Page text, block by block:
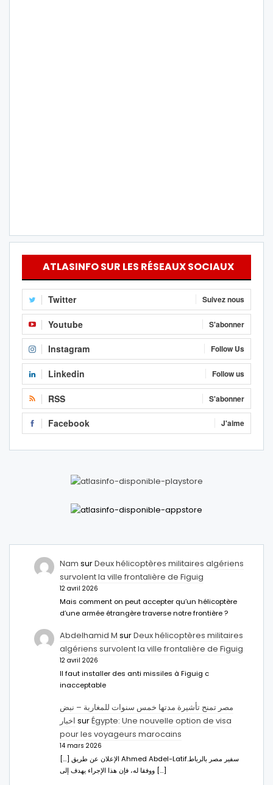
ATLASINFO SUR LES RÉSEAUX SOCIAUX
Twitter Suivez nous
Youtube S'abonner
Instagram Follow Us
Linkedin Follow us
RSS S'abonner
Facebook J'aime
Nam surDeux hélicoptères militaires algériens
survolent la ville frontalière de Figuig
12 avril 2026
Mais comment on peut accepter qu’un hélicoptère
d’une armée étrangère traverse notre frontière ?
Abdelhamid M surDeux hélicoptères militaires
algériens survolent la ville frontalière de Figuig
12 avril 2026
Il faut installer des anti missiles à Figuig c
inacceptable
مصر تمنح تأشيرة مدتها خمس سنوات للمغاربة – نبض
اخبار surÉgypte: Une nouvelle option de visa
pour les voyageurs marocains
14 mars 2026
[…] الإعلان عن طريق Ahmed Abdel-Latifسفير مصر بالرباط.
ووفقا له، فإن هذا الإجراء يهدف إلى […]